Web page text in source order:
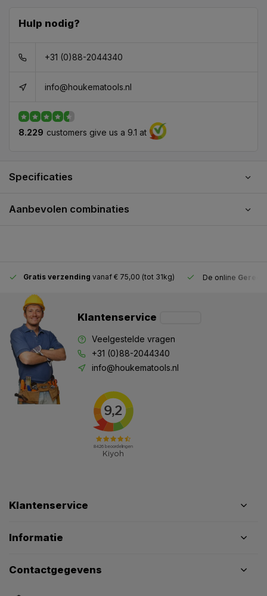
Hulp nodig?
+31 (0)88-2044340
info@houkematools.nl
8.229 customers give us a 9.1 at
Specificaties
Aanbevolen combinaties
Gratis verzending vanaf € 75,00 (tot 31kg) De online
Klantenservice
Veelgestelde vragen
+31 (0)88-2044340
info@houkematools.nl
Klantenservice
Informatie
Contactgegevens